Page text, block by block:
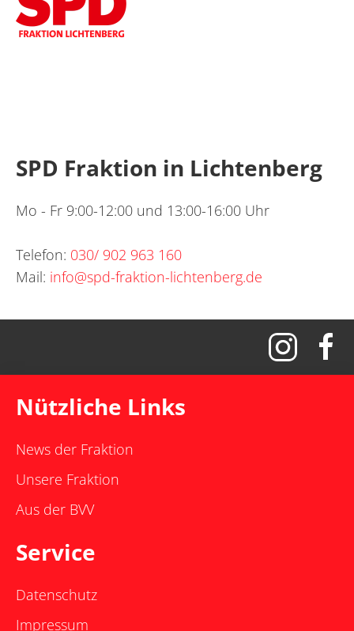
SPD Fraktion in Lichtenberg
Mo - Fr 9:00-12:00 und 13:00-16:00 Uhr
Telefon: 030/ 902 963 160
Mail: info@spd-fraktion-lichtenberg.de
Nützliche Links
News der Fraktion
Unsere Fraktion
Aus der BVV
Service
Datenschutz
Impressum